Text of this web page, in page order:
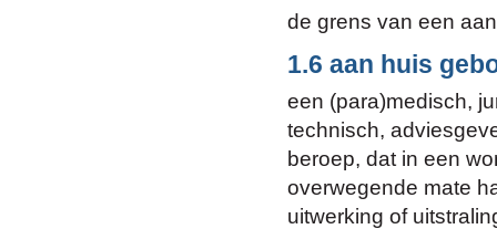
de grens van een
1.6 aan huis
een (para)medisch,
technisch,
beroep, dat in een
overwegende mate
uitwerking of